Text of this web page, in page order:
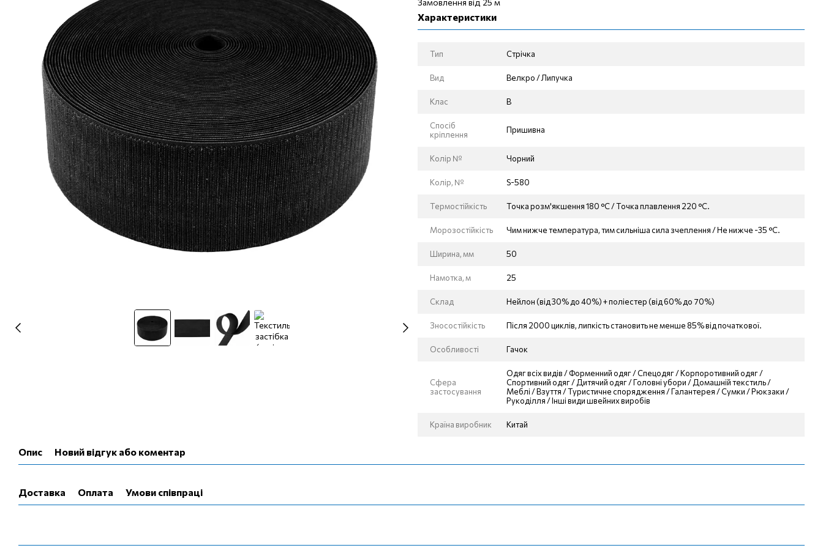
Замовлення від 25 м
Характеристики
Тип Стрічка
Вид Велкро / Липучка
Клас В
Спосіб
кріплення
Пришивна
Колір № Чорний
Колір, № S-580
Термостійкість Точка розм'якшення 180 °C / Точка плавлення 220 °C.
Морозостійкість Чим нижче температура, тим сильніша сила зчеплення / Не нижче -35 °C.
Ширина, мм 50
Намотка, м 25
Склад Нейлон (від 30% до 40%) + поліестер (від 60% до 70%)
Зносостійкість Після 2000 циклів, липкість становить не менше 85% від початкової.
Особливості Гачок
Сфера
застосування
Одяг всіх видів / Форменний одяг / Спецодяг / Корпоротивний одяг /
Спортивний одяг / Дитячий одяг / Головні убори / Домашній текстиль /
Меблі / Взуття / Туристичне спорядження / Галантерея / Сумки / Рюкзаки /
Рукоділля / Інші види швейних виробів
Країна виробник Китай
Опис Новий відгук або коментар
Доставка Оплата Умови співпраці